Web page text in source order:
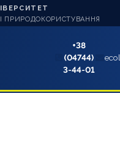
ПРИРОДОКОРИСТУВАННЯ
+38
(04744)
3-44-01